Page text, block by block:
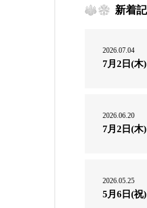
新着
2026.07.04
7月2日(
2026.06.20
7月2日(木
2026.05.25
5月6日(祝